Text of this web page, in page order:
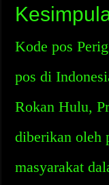
Kode pos
pos di
Rokan Hulu,
diberikan oleh
masyarakat